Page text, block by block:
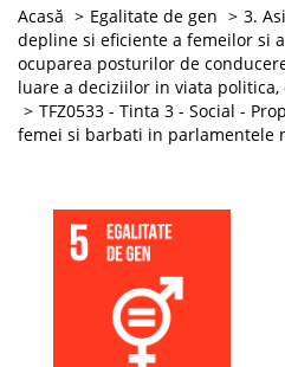
Acasă Egalitate de gen
3.
depline si eficiente a femeilor si
ocuparea posturilor de
luare a deciziilor in viata politica,
TFZ0533 - Tinta 3 - Social -
femei si barbati in parlamentele